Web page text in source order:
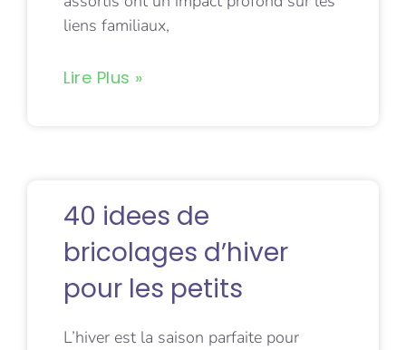
liens familiaux,
Lire Plus »
40 idees de
bricolages d’hiver
pour les petits
L’hiver est la saison parfaite pour